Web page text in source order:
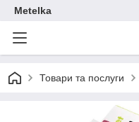
Metelka
Товари та послуги